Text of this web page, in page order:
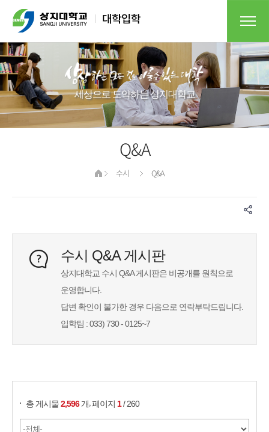
세상으로 도약하는 상지대학교​
Q&A
수시 Q&A
수시 Q&A 게시판
상지대학교 수시 Q&A 게시판은 비공개를 원칙으로
운영합니다.
답변 확인이 불가한 경우 다음으로 연락부탁드립니다.
입학팀 : 033) 730 - 0125~7
총 게시물2,596 개,페이지 1/ 260